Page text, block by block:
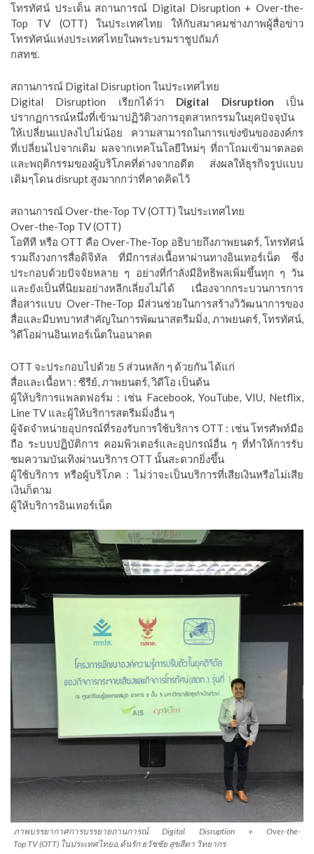
โทรทัศน์ ประเด็น สถานการณ์ Digital Disruption + Over-the-
Top TV (OTT) ในประเทศไทย ให้กับสมาคมช่างภาพผู้สื่อข่าว
โทรทัศน์แห่งประเทศไทยในพระบรมราชูปถัมภ์
กสทช.
สถานการณ์ Digital Disruption ในประเทศไทย
Digital Disruption เรียกได้ว่า Digital Disruption เป็น
ปรากฏการณ์หนึ่งที่เข้ามาปฏิวัติวงการอุตสาหกรรมในยุคปัจจุบัน
ให้เปลี่ยนแปลงไปไม่น้อย ความสามารถในการแข่งขันขององค์กร
ที่เปลี่ยนไปจากเดิม ผลจากเทคโนโลยีใหม่ๆ ที่ถาโถมเข้ามาตลอด
และพฤติกรรมของผู้บริโภคที่ต่างจากอดีต ส่งผลให้ธุรกิจรูปแบบ
เดิมๆโดน disrupt สูงมากกว่าที่คาดคิดไว้
สถานการณ์ Over-the-Top TV (OTT) ในประเทศไทย
Over-the-Top TV (OTT)
โอทีที หรือ OTT คือ Over-The-Top อธิบายถึงภาพยนตร์, โทรทัศน์
รวมถึงวงการสื่อดิจิทัล ที่มีการส่งเนื้อหาผ่านทางอินเทอร์เน็ต ซึ่ง
ประกอบด้วยปัจจัยหลาย ๆ อย่างที่กำลังมีอิทธิพลเพิ่มขึ้นทุก ๆ วัน
และยังเป็นที่นิยมอย่างหลีกเลี่ยงไม่ได้ เนื่องจากกระบวนการการ
สื่อสารแบบ Over-The-Top มีส่วนช่วยในการสร้างวิวัฒนาการของ
สื่อและมีบทบาทสำคัญในการพัฒนาสตรีมมิ่ง, ภาพยนตร์, โทรทัศน์,
วิดีโอผ่านอินเทอร์เน็ตในอนาคต
OTT จะประกอบไปด้วย 5 ส่วนหลัก ๆ ด้วยกัน ได้แก่
สื่อและเนื้อหา : ซีรีย์, ภาพยนตร์, วิดีโอ เป็นต้น
ผู้ให้บริการแพลตฟอร์ม : เช่น Facebook, YouTube, VIU, Netflix,
Line TV และผู้ให้บริการสตรีมมิ่งอื่น ๆ
ผู้จัดจำหน่ายอุปกรณ์ที่รองรับการใช้บริการ OTT : เช่น โทรศัพท์มือ
ถือ ระบบปฏิบัติการ คอมพิวเตอร์และอุปกรณ์อื่น ๆ ที่ทำให้การรับ
ชมความบันเทิงผ่านบริการ OTT นั้นสะดวกยิ่งขึ้น
ผู้ใช้บริการ หรือผู้บริโภค : ไม่ว่าจะเป็นบริการที่เสียเงินหรือไม่เสีย
เงินก็ตาม
ผู้ให้บริการอินเทอร์เน็ต
ภาพบรรยากาศการบรรยายถานการณ์ Digital Disruption + Over-the-
Top TV (OTT) ในประเทศไทยอ.ต้นรัก ธวัชชัย สุขสีดา วิทยากร